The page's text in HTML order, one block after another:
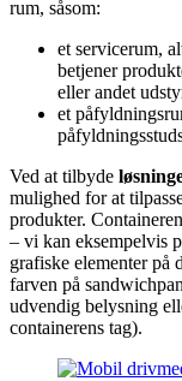
rum, såsom:
et servicerum,
betjener
eller andet
et
Ved at tilbyde
mulighed for at
produkter.
– vi kan eksempelvis
grafiske elementer på
farven på
udvendig belysning
containerens tag).